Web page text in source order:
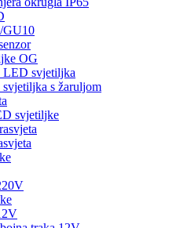
GU10
OG
LED svjetiljka
svjetiljka s žaruljom
svjetiljke